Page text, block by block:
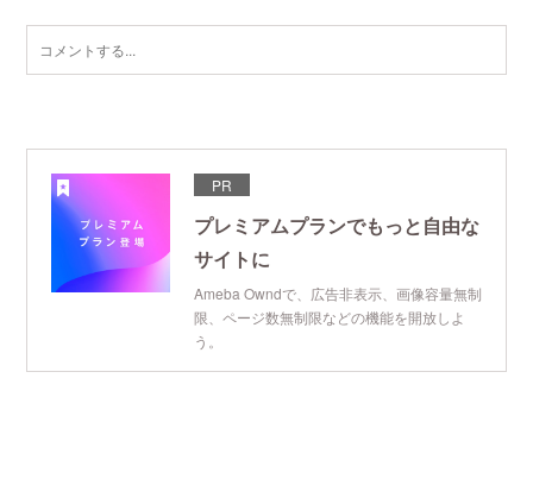
PR
プレミアムプランでもっと自由な
サイトに
Ameba Owndで、広告非表示、画像容量無制
限、ページ数無制限などの機能を開放しよ
う。